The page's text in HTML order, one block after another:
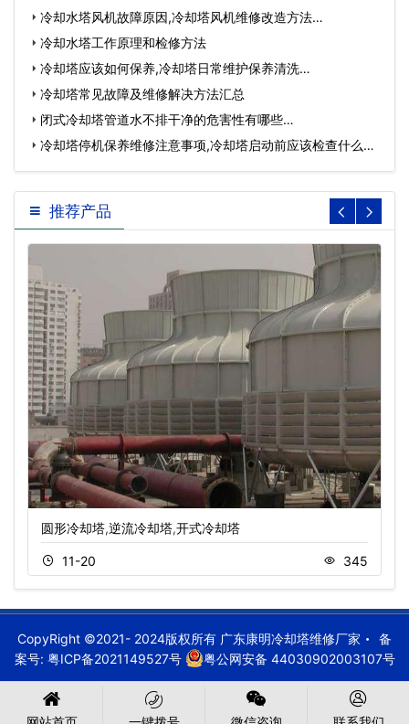
冷却水塔风机故障原因,冷却塔风机维修改造方法…
冷却水塔工作原理和检修方法
冷却塔应该如何保养,冷却塔日常维护保养清洗…
冷却塔常见故障及维修解决方法汇总
闭式冷却塔管道水不排干净的危害性有哪些…
冷却塔停机保养维修注意事项,冷却塔启动前应该检查什么…
推荐产品
圆形冷却塔,逆流冷却塔,开式冷却塔
11-20 345
CopyRight ©2021- 2024版权所有 广东康明冷却塔维修厂家
备
案号: 粤ICP备2021149527号 粤公网安备 44030902003107号